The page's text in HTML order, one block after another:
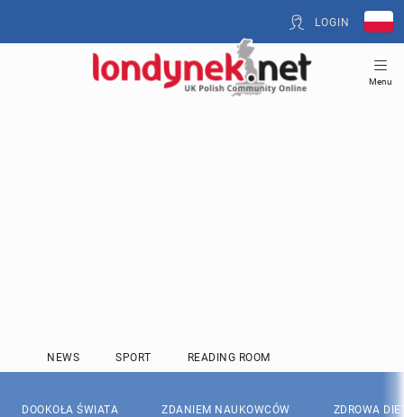
LOGIN
Menu
NEWS SPORT READING ROOM
DOOKOŁA ŚWIATA ZDANIEM NAUKOWCÓW ZDROWA